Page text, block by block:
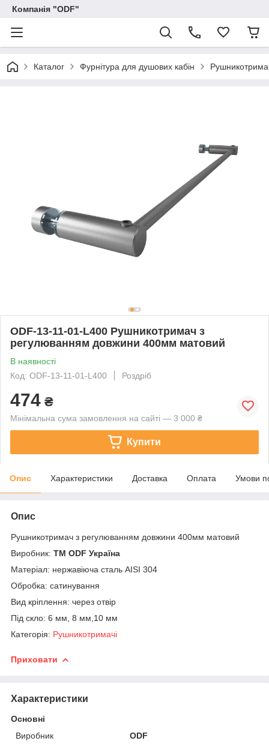
Компанія "ODF"
Каталог Фурнітура для душових кабін
ODF-13-11-01-L400 Рушникотримач з
регулюванням довжини 400мм матовий
В наявності
Код: ODF-13-11-01-L400
Роздріб
474 ₴
Мінімальна сума замовлення на сайті — 3 000 ₴
Купити
Опис Характеристики Доставка Оплата Умови
Опис
Рушникотримач з регулюванням довжини 400мм матовий
Виробник: ТМ ODF Україна
Матеріал: нержавіюча сталь AISI 304
Обробка: сатинування
Вид кріплення: через отвір
Під скло: 6 мм, 8 мм,10 мм
Категорія: Рушникотримачі
Приховати
Характеристики
Основні
Виробник
ODF